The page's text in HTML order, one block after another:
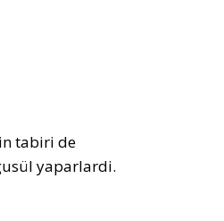
tabiri de
yaparlardi.